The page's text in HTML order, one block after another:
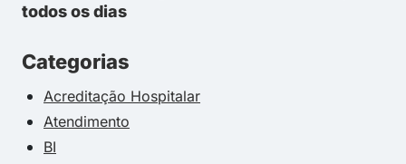
todos os dias
Categorias
Acreditação Hospitalar
Atendimento
BI